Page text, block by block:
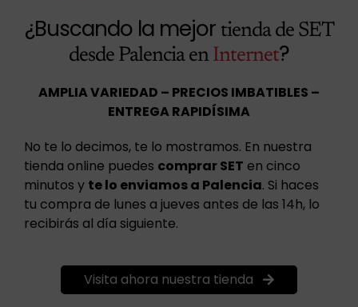
¿Buscando la mejor tienda de SET
desde Palencia enInternet?
AMPLIA VARIEDAD – PRECIOS IMBATIBLES –
ENTREGA RAPIDÍSIMA
No te lo decimos, te lo mostramos. En nuestra
tienda online puedes comprar SET en cinco
minutos y te lo enviamos a Palencia. Si haces
tu compra de lunes a jueves antes de las 14h, lo
recibirás al día siguiente.
Visita ahora nuestra tienda